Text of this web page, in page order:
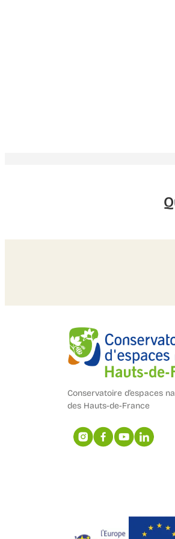
Conservatoire d’espaces
des Hauts-de-France